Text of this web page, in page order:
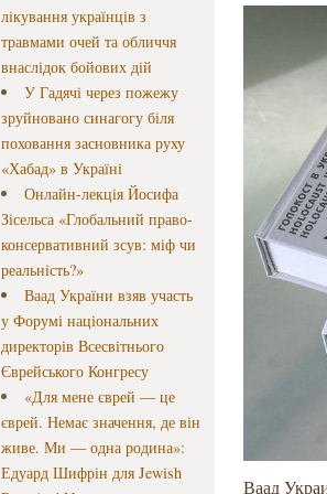
лікування українців з
травмами очей та обличчя
внаслідок бойових дій
У Гадячі через пожежу
зруйновано синагогу біля
поховання засновника руху
«Хабад» в Україні
Онлайн-лекція Йосифа
Зісельса «Глобальний право-
консервативний зсув: міф чи
реальність?»
Ваад України взяв участь
у Форумі національних
директорів Всесвітнього
Єврейського Конгресу
«Для мене єврей — це
єврей. Немає значення, де він
живе. Ми — одна родина»:
Едуард Шифрін для Jewish
Ваад